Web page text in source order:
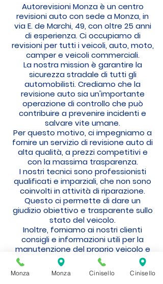
Autorevisioni Monza è un centro
revisioni auto con sede a Monza, in
via E. de Marchi, 49, con oltre 25 anni
di esperienza. Ci occupiamo di
revisioni per tutti i veicoli, auto, moto,
camper e veicoli commerciali.
La nostra mission è garantire la
sicurezza stradale di tutti gli
automobilisti. Crediamo che la
revisione auto sia un'importante
operazione di controllo che può
contribuire a prevenire incidenti e
salvare vite umane.
Per questo motivo, ci impegniamo a
fornire un servizio di revisione auto di
alta qualità, a prezzi competitivi e
con la massima trasparenza.
I nostri tecnici sono professionisti
qualificati e imparziali, che non sono
coinvolti in attività di riparazione.
Questo ci permette di dare un
giudizio obiettivo e trasparente sullo
stato del veicolo.
Inoltre, forniamo ai nostri clienti
consigli e informazioni utili per la
manutenzione del proprio veicolo e
per tutelarsi da eventuali sanzioni
amministrative.
La nostra sede di Monza è
Monza Monza Cinisello Cinisello